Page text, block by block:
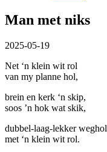
Man met niks
2025-05-19
Net ‘n klein wit rol
van my planne hol,
brein en kerk ‘n skip,
soos ’n hok wat skik,
dubbel-laag-lekker weghol
met ‘n klein wit rol.